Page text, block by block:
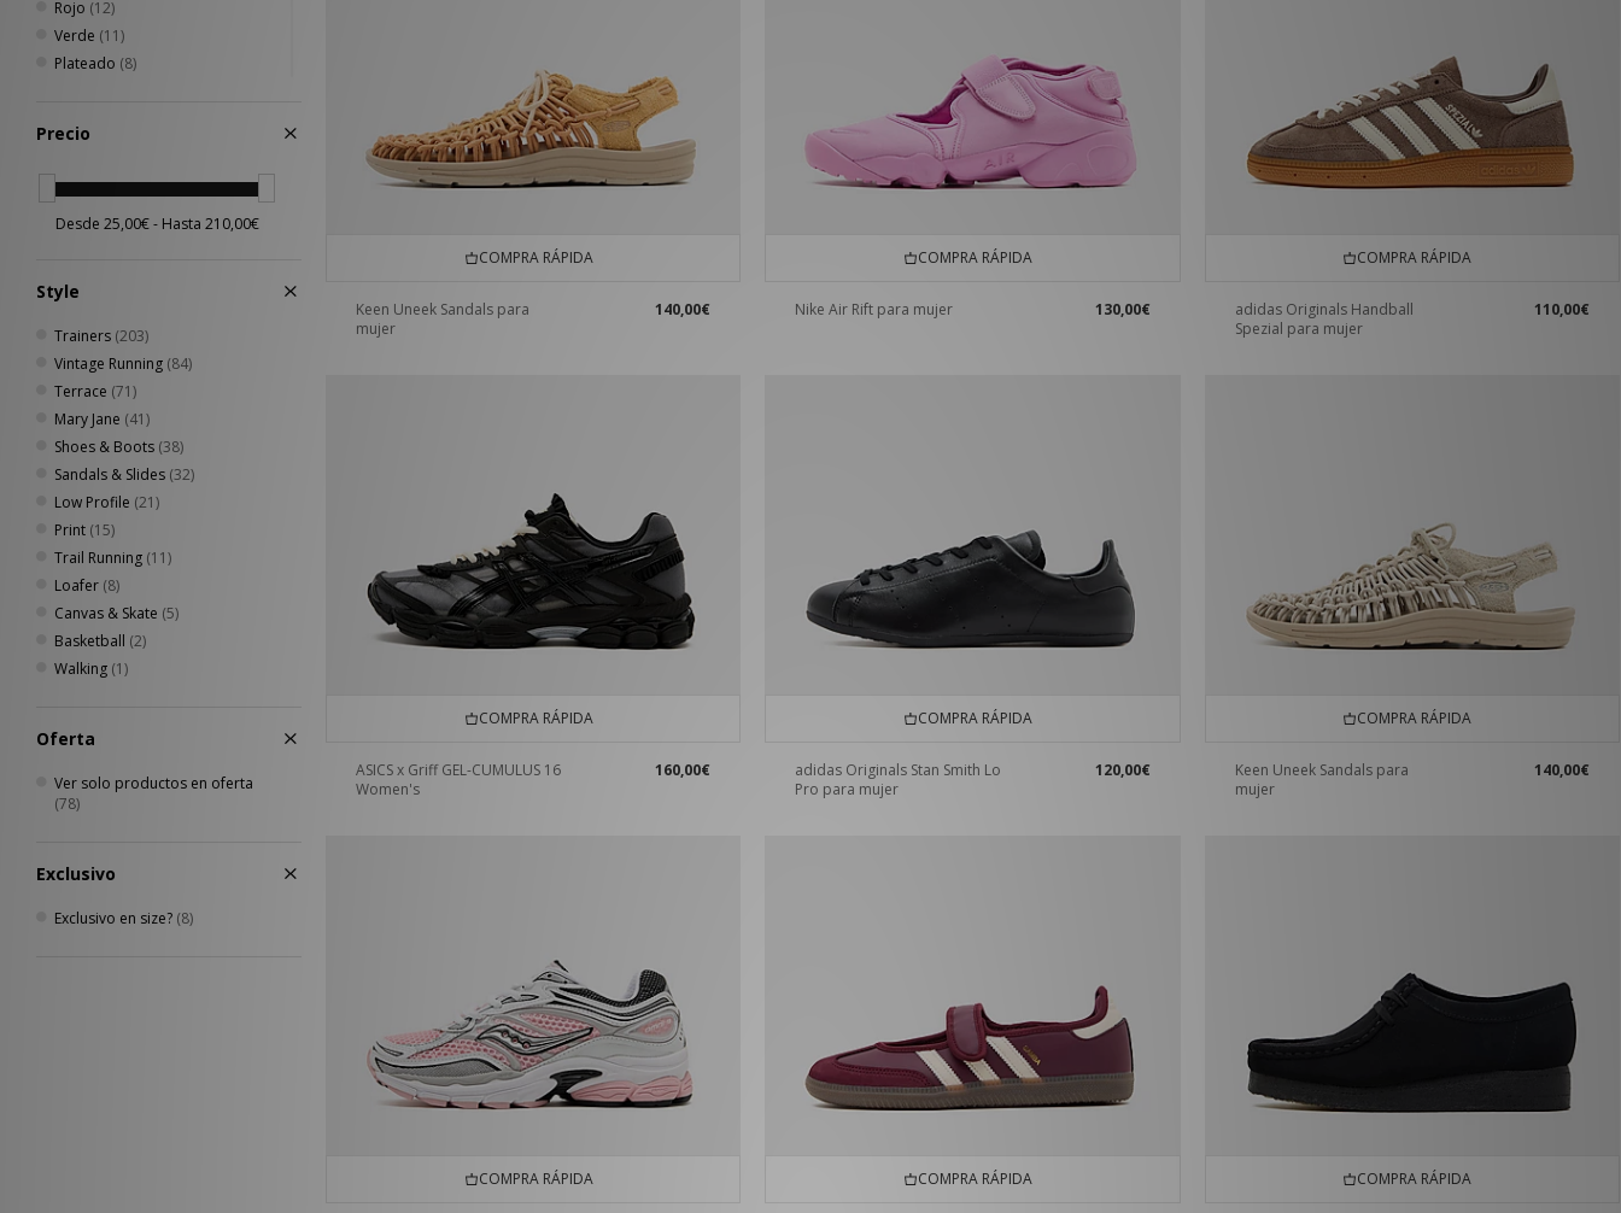
Rojo (12)
Verde (11)
Plateado (8)
Morado
Dorado
Multicolor(1)
Naranja(1)
Precio
Style
Trainers (203)
Vintage Running (84)
Terrace (71)
Mary Jane (41)
Shoes & Boots (38)
Sandals & Slides (32)
Low Profile (21)
Print (15)
Trail Running (11)
Loafer (8)
Canvas & Skate (5)
Basketball (2)
Walking (1)
Oferta
Ver solo productos en oferta
(78)
Exclusivo
Exclusivo en size? (8)
COMPRA RÁPIDA
Keen Uneek Sandals para
mujer
140,00€
COMPRA RÁPIDA
Nike Air Rift para mujer 130,00€
COMPRA RÁPIDA
adidas Originals Handball
Spezial para mujer
110,00€
COMPRA RÁPIDA
ASICS x Griff GEL-CUMULUS 16
Women's
160,00€
COMPRA RÁPIDA
adidas Originals Stan Smith Lo
Pro para mujer
120,00€
COMPRA RÁPIDA
Keen Uneek Sandals para
mujer
140,00€
COMPRA RÁPIDA COMPRA RÁPIDA COMPRA RÁPIDA